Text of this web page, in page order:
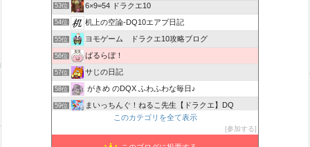
53位 6×9=54 ドラクエ10
54位 机上の空論-DQ10エアプ日記
55位 ヨモゲーム ドラクエ10攻略ブログ
56位 ばるらぼ！
57位 サじの日記
58位 がきめ のDQX ふわふわな毎日♪
59位 まいっちんぐ！ねるこ先生【ドラクエ】DQ
みみっくほしさんいますか！？
このカテゴリを全て表示
参加する